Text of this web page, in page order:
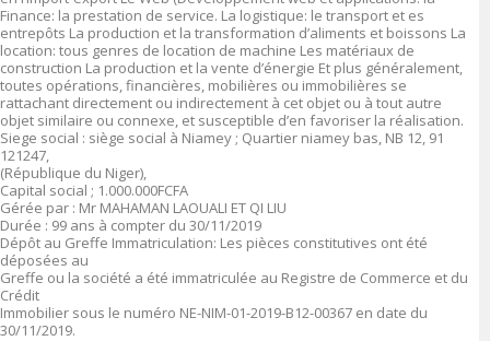
Finance: la prestation de service. La logistique: le transport et es
entrepôts La production et la transformation d’aliments et boissons La
location: tous genres de location de machine Les matériaux de
construction La production et la vente d’énergie Et plus généralement,
toutes opérations, financières, mobilières ou immobilières se
rattachant directement ou indirectement à cet objet ou à tout autre
objet similaire ou connexe, et susceptible d’en favoriser la réalisation.
Siege social : siège social à Niamey ; Quartier niamey bas, NB 12, 91
121247,
(République du Niger),
Capital social ; 1.000.000FCFA
Gérée par : Mr MAHAMAN LAOUALI ET QI LIU
Durée : 99 ans à compter du 30/11/2019
Dépôt au Greffe Immatriculation: Les pièces constitutives ont été
déposées au
Greffe ou la société a été immatriculée au Registre de Commerce et du
Crédit
Immobilier sous le numéro NE-NIM-01-2019-B12-00367 en date du
30/11/2019.